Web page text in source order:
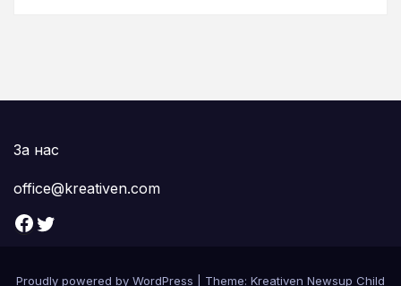
За нас
office@kreativen.com
Facebook Twitter
Proudly powered by WordPress Theme: Kreativen Newsup Child